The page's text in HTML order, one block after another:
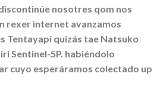
nosotres qom nos
rexer internet avanzamos
Tentayapi quizás tae Natsuko
Sentinel-5P. habiéndolo
cuyo esperáramos colectado up